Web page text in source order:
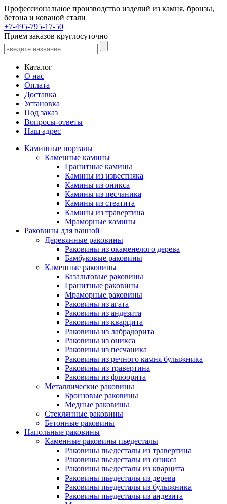
Профессиональное производство изделий из камня, бронзы,
бетона и кованой стали
+7-495-795-17-50
Прием заказов круглосуточно
Каталог
О нас
Оплата
Доставка
Установка
Под заказ
Вопросы-ответы
Наш адрес
Каминные порталы
Каменные камины
Гранитные камины
Камины из известняка
Камины из оникса
Камины из песчаника
Камины из стеатита
Камины из травертина
Мраморные камины
Раковины для ванной
Деревянные раковины
Раковины из окаменелого дерева
Бамбуковые раковины
Каменные раковины
Базальтовые раковины
Гранитные раковины
Мраморные раковины
Раковины из агата
Раковины из андезита
Раковины из кварцита
Раковины из лабрадорита
Раковины из оникса
Раковины из песчаника
Раковины из речного камня булыжника
Раковины из травертина
Раковины из флюорита
Металлические раковины
Бронзовые раковины
Медные раковины
Стеклянные раковины
Бетонные раковины
Напольные раковины
Каменные раковины пьедесталы
Раковины пьедесталы из травертина
Раковины пьедесталы из оникса
Раковины пьедесталы из кварцита
Раковины пьедесталы из дерева
Раковины пьедесталы из булыжника
Раковины пьедесталы из андезита